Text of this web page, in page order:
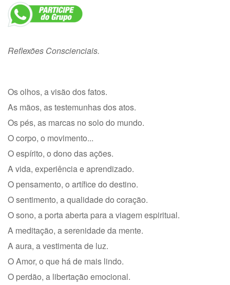
Reflexões Conscienciais.
Os olhos, a visão dos fatos.
As mãos, as testemunhas dos atos.
Os pés, as marcas no solo do mundo.
O corpo, o movimento...
O espírito, o dono das ações.
A vida, experiência e aprendizado.
O pensamento, o artífice do destino.
O sentimento, a qualidade do coração.
O sono, a porta aberta para a viagem espiritual.
A meditação, a serenidade da mente.
A aura, a vestimenta de luz.
O Amor, o que há de mais lindo.
O perdão, a libertação emocional.